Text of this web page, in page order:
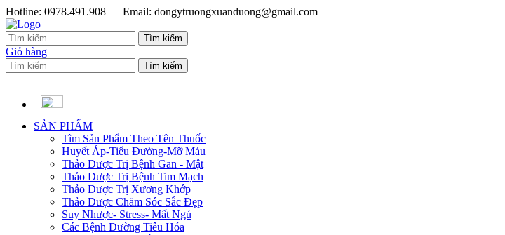
Hotline: 0978.491.908 Email: dongytruongxuanduong@gmail.com
Giỏ hàng
SẢN PHẨM
Tìm Sản Phẩm Theo Tên Thuốc
Huyết Áp-Tiểu Đường-Mỡ Máu
Thảo Dược Trị Bệnh Gan - Mật
Thảo Dược Trị Bệnh Tim Mạch
Thảo Dược Trị Xương Khớp
Thảo Dược Chăm Sóc Sắc Đẹp
Suy Nhược- Stress- Mất Ngủ
Các Bệnh Đường Tiêu Hóa